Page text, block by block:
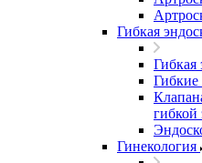
Гибкая
Гибкая
Гибкие
гибкой
Гинекология